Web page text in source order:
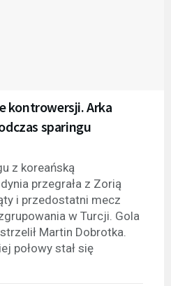
kontrowersji. Arka
sparingu
z koreańską
przegrała z Zorią
i przedostatni mecz
w Turcji. Gola
Martin Dobrotka.
połowy stał się